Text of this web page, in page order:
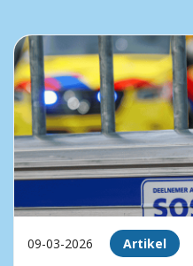
09-03-2026 Artikel